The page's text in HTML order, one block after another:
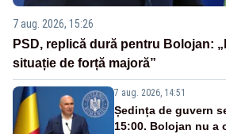
7 aug. 2026, 15:26
PSD, replică dură pentru Bolojan:
situație de forță majoră”
7 aug. 2026, 14:51
Ședința de guvern
15:00. Bolojan nu a